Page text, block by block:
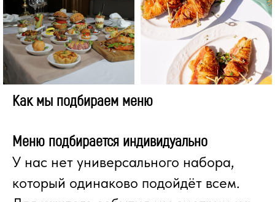
Как мы подбираем меню
Меню подбирается индивидуально
У нас нет универсального набора,
который одинаково подойдёт всем.